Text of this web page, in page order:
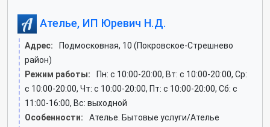
Ателье, ИП Юревич Н.Д.
Адрес:
Подмосковная, 10 (Покровское-Стрешнево
район)
Режим работы:
Пн: c 10:00-20:00, Вт: c 10:00-20:00, Ср:
c 10:00-20:00, Чт: c 10:00-20:00, Пт: c 10:00-20:00, Сб: c
11:00-16:00, Вс: выходной
Особенности:
Ателье. Бытовые услуги/Ателье